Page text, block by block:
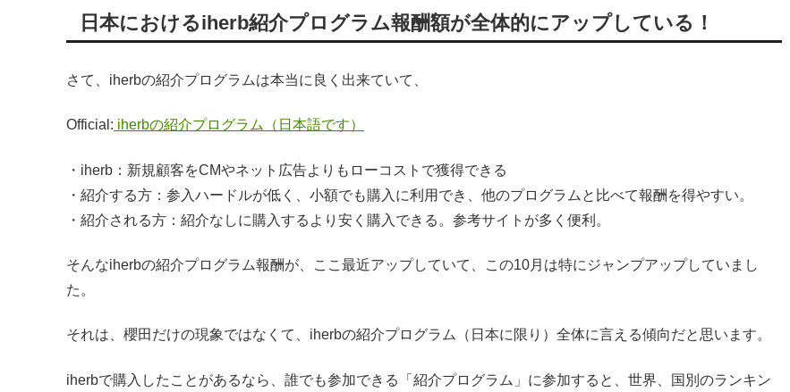
日本におけるiherb紹介プログラム報酬額が全体的にアップしている！
さて、iherbの紹介プログラムは本当に良く出来ていて、
Official: iherbの紹介プログラム（日本語です）
・iherb：新規顧客をCMやネット広告よりもローコストで獲得できる
・紹介する方：参入ハードルが低く、小額でも購入に利用でき、他のプログラムと比べて報酬を得やすい。
・紹介される方：紹介なしに購入するより安く購入できる。参考サイトが多く便利。
そんなiherbの紹介プログラム報酬が、ここ最近アップしていて、この10月は特にジャンプアップしていまし
た。
それは、櫻田だけの現象ではなくて、iherbの紹介プログラム（日本に限り）全体に言える傾向だと思います。
iherbで購入したことがあるなら、誰でも参加できる「紹介プログラム」に参加すると、世界、国別のランキン